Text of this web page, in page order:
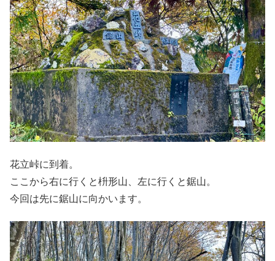
花立峠に到着。
ここから右に行くと枡形山、左に行くと鋸山。
今回は先に鋸山に向かいます。